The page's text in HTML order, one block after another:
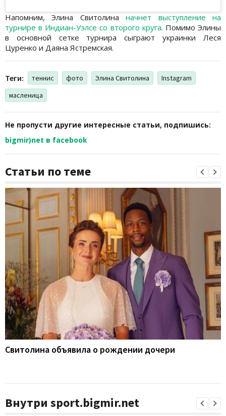
Напомним, Элина Свитолинаначнет выступление на
турнире в Индиан-Уэлсе со второго круга. Помимо Элины
в основной сетке турнира сыграют украинки Леся
Цуренко и Даяна Ястремская.
Теги: теннис фото Элина Свитолина
Instagram
масленица
Не пропусти другие интересные статьи, подпишись:
bigmir)net в facebook
Статьи по теме
Свитолина объявила о рождении дочери
Внутри sport.bigmir.net